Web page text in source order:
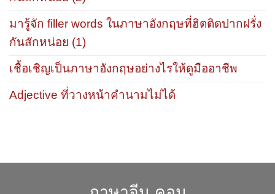
มารู้จัก filler words ในภาษาอังกฤษที่ฮิตติดปากฝรั่ง
กันสักหน่อย (1)
เชื้อเชิญเป็นภาษาอังกฤษอย่างไรให้ดูมืออาชีพ
Adjective ที่วางหน้าคำนามไม่ได้